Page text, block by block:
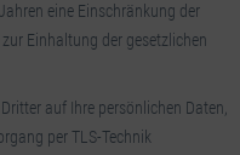
eine Einschränkung der
Einhaltung der gesetzlichen
auf Ihre persönlichen Daten,
per TLS-Technik